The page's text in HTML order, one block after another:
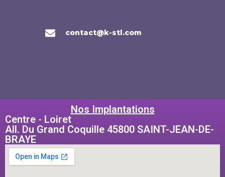
contact@k-stl.com
Nos Implantations
Centre - Loiret
All. Du Grand Coquille 45800 SAINT-JEAN-DE-
BRAYE